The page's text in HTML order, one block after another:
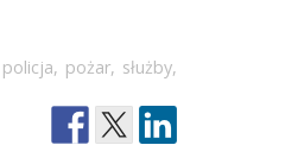
policja, pożar, służby,